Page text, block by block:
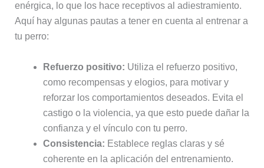
enérgica, lo que los hace receptivos al adiestramiento.
Aquí hay algunas pautas a tener en cuenta al entrenar a
tu perro:
Refuerzo positivo: Utiliza el refuerzo positivo,
como recompensas y elogios, para motivar y
reforzar los comportamientos deseados. Evita el
castigo o la violencia, ya que esto puede dañar la
confianza y el vínculo con tu perro.
Consistencia: Establece reglas claras y sé
coherente en la aplicación del entrenamiento.